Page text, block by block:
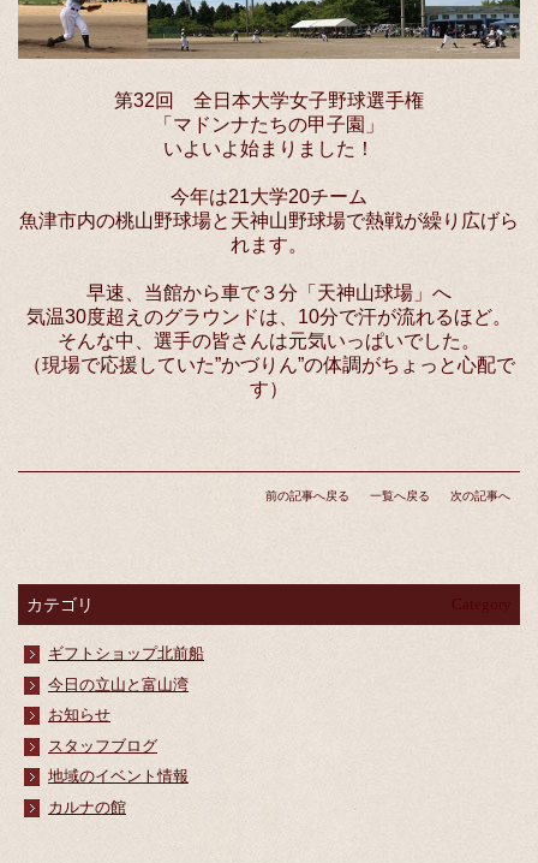
第32回 全日本大学女子野球選手権
「マドンナたちの甲子園」
いよいよ始まりました！
今年は21大学20チーム
魚津市内の桃山野球場と天神山野球場で熱戦が繰り広げら
れます。
早速、当館から車で３分「天神山球場」へ
気温30度超えのグラウンドは、10分で汗が流れるほど。
そんな中、選手の皆さんは元気いっぱいでした。
（現場で応援していた”かづりん”の体調がちょっと心配で
す）
前の記事へ戻る 一覧へ戻る 次の記事へ
カテゴリ
ギフトショップ北前船
今日の立山と富山湾
お知らせ
スタッフブログ
地域のイベント情報
カルナの館